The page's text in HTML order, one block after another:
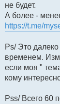
не будет.
А более -
https://t.me/
Ps/ Это
временем.
если моя "
кому
Pss/ Всего 60